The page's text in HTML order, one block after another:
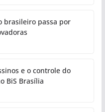
brasileiro passa por
e o controle do
BiS Brasília